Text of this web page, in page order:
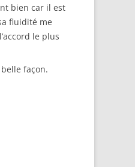
bien car il est
fluidité me
le plus
façon.